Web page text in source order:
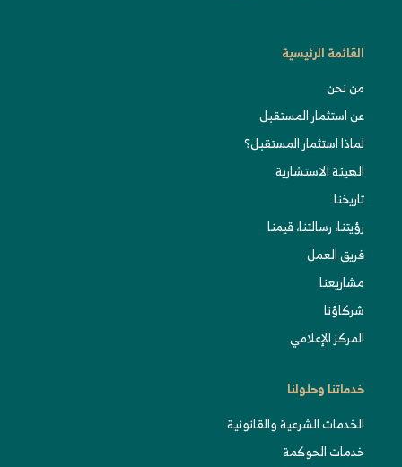
القائمة الرئيسية
من نحن
عن استثمار المستقبل
لماذا استثمار المستقبل؟
الهيئة الاستشارية
تاريخنا
رؤيتنا، رسالتنا، قيمنا
فريق العمل
مشاريعنا
شركاؤنا
المركز الإعلامي
خدماتنا وحلولنا
الخدمات الشرعية والقانونية
خدمات الحوكمة